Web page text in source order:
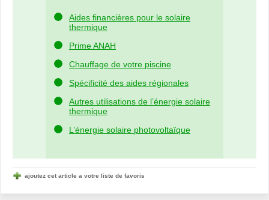
Aides financières pour le solaire
thermique
Prime ANAH
Chauffage de votre piscine
Spécificité des aides régionales
Autres utilisations de l’énergie solaire
thermique
L’énergie solaire photovoltaïque
ajoutez cet article a votre liste de favoris